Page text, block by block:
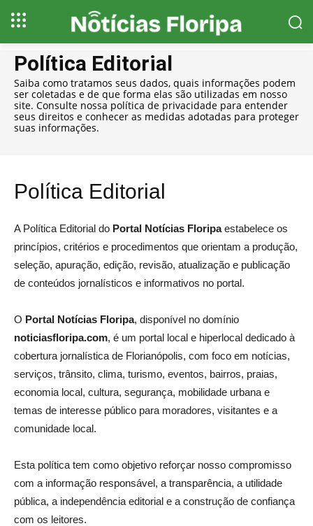
Política Editorial
Saiba como tratamos seus dados, quais informações podem
ser coletadas e de que forma elas são utilizadas em nosso
site. Consulte nossa política de privacidade para entender
seus direitos e conhecer as medidas adotadas para proteger
suas informações.
Política Editorial
A Política Editorial do Portal Notícias Floripaestabelece os
princípios, critérios e procedimentos que orientam a produção,
seleção, apuração, edição, revisão, atualização e publicação
de conteúdos jornalísticos e informativos no portal.
O Portal Notícias Floripa, disponível no domínio
noticiasfloripa.com, é um portal local e hiperlocal dedicado à
cobertura jornalística de Florianópolis, com foco em notícias,
serviços, trânsito, clima, turismo, eventos, bairros, praias,
economia local, cultura, segurança, mobilidade urbana e
temas de interesse público para moradores, visitantes e a
comunidade local.
Esta política tem como objetivo reforçar nosso compromisso
com a informação responsável, a transparência, a utilidade
pública, a independência editorial e a construção de confiança
com os leitores.